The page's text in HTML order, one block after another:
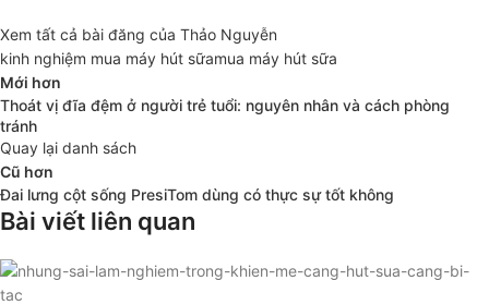
Xem tất cả bài đăng của Thảo Nguyễn
kinh nghiệm mua máy hút sữamua máy hút sữa
Mới hơn
Thoát vị đĩa đệm ở người trẻ tuổi: nguyên nhân và cách phòng
tránh
Quay lại danh sách
Cũ hơn
Đai lưng cột sống PresiTom dùng có thực sự tốt không
Bài viết liên quan